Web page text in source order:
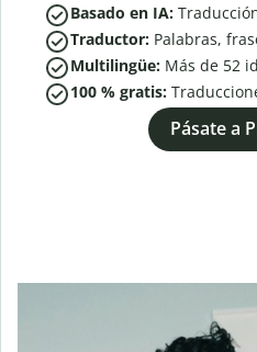
Basado en IA:
Traductor: Palabras,
Multilingüe: Más de 52
100 % gratis:
Pásate a